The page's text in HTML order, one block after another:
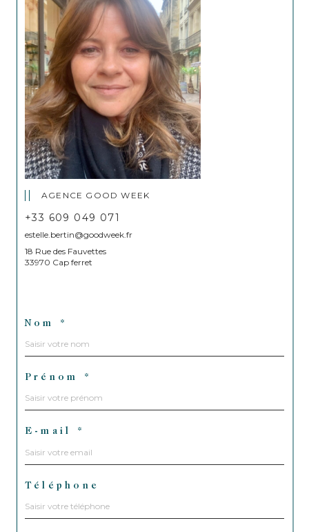
AGENCE GOOD WEEK
+33 609 049 071
estelle.bertin@goodweek.fr
18 Rue des Fauvettes
33970 Cap ferret
Nom *
Prénom *
E-mail *
Téléphone